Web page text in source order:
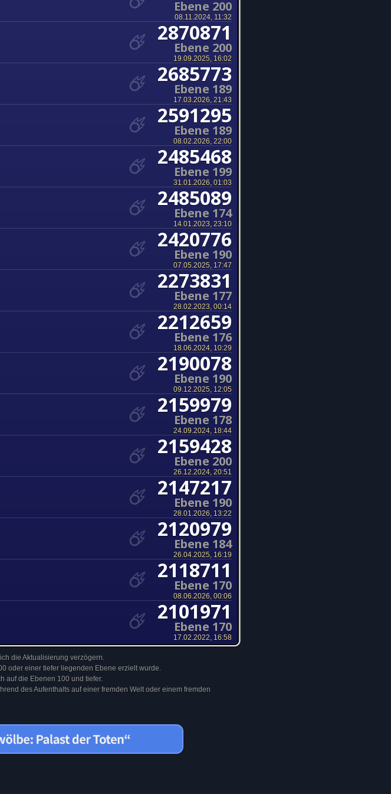
Ebene 200
08.11.2024, 11:32
2870871
Ebene 200
19.09.2025, 16:02
2685773
Ebene 189
17.03.2026, 21:43
2591295
Ebene 189
08.02.2026, 22:00
2485468
Ebene 199
31.01.2026, 01:03
2485089
Ebene 174
14.01.2023, 23:10
2420776
Ebene 190
07.05.2025, 17:47
2273831
Ebene 177
28.02.2023, 00:14
2212659
Ebene 176
18.06.2024, 10:29
2190078
Ebene 190
09.12.2025, 12:05
2159979
Ebene 178
24.09.2024, 18:44
2159428
Ebene 200
26.12.2024, 20:51
2147217
Ebene 190
28.01.2026, 13:22
2120979
Ebene 184
26.04.2025, 16:19
2118711
Ebene 170
08.06.2026, 00:06
2101971
Ebene 170
17.02.2022, 16:58
die Aktualisierung verzögern.
oder einer tiefer liegenden Ebene erzielt wurde.
auf die Ebenen 100 und tiefer.
des Aufenthalts auf einer fremden Welt oder einem fremden